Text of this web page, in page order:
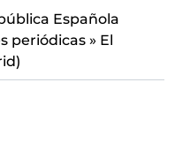
Española
periódicas » El